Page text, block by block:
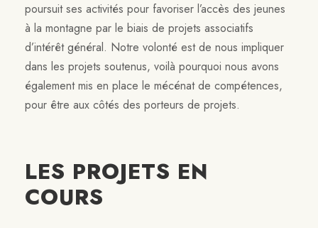
poursuit ses activités pour favoriser l’accès des jeunes
à la montagne par le biais de projets associatifs
d’intérêt général. Notre volonté est de nous impliquer
dans les projets soutenus, voilà pourquoi nous avons
également mis en place le mécénat de compétences,
pour être aux côtés des porteurs de projets.
LES PROJETS EN
COURS